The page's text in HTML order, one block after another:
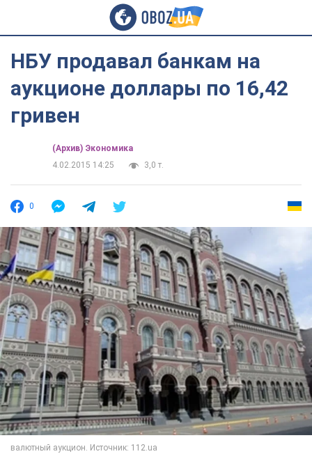
НБУ продавал банкам на
аукционе доллары по 16,42
гривен
(Архив) Экономика
4.02.2015 14:25
3,0 т.
0